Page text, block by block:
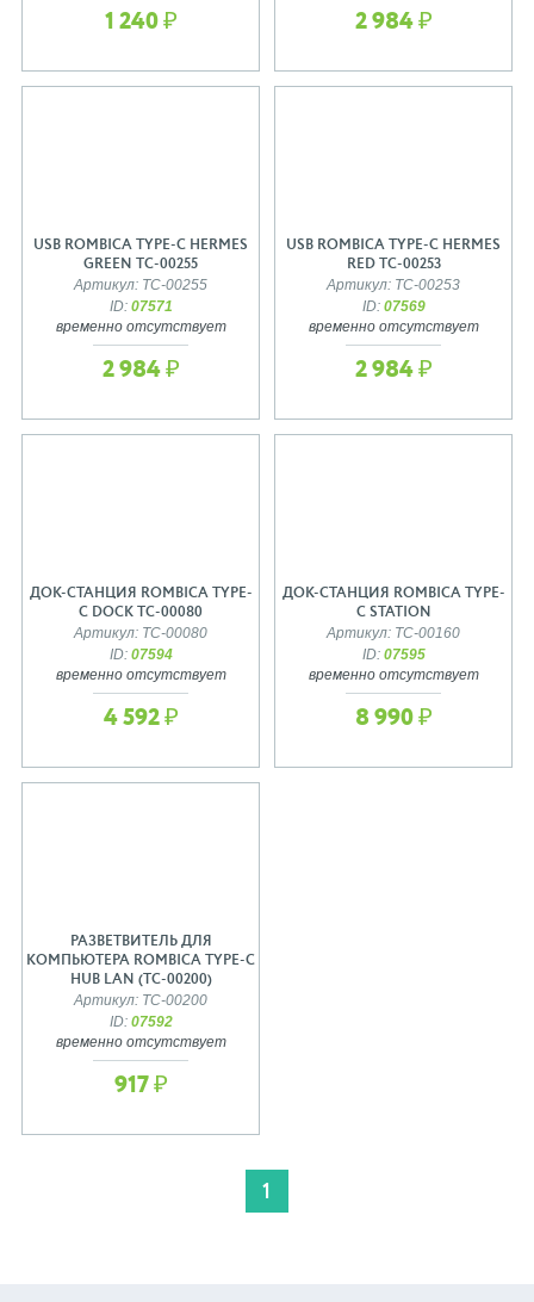
1 240 ₽ 2 984 ₽
USB ROMBICA TYPE-C HERMES
GREEN TC-00255
Артикул: TC-00255
ID: 07571
временно отсутствует
2 984 ₽
USB ROMBICA TYPE-C HERMES
RED TC-00253
Артикул: TC-00253
ID: 07569
временно отсутствует
2 984 ₽
ДОК-СТАНЦИЯ ROMBICA TYPE-
C DOCK TC-00080
Артикул: TC-00080
ID: 07594
временно отсутствует
4 592 ₽
ДОК-СТАНЦИЯ ROMBICA TYPE-
C STATION
Артикул: TC-00160
ID: 07595
временно отсутствует
8 990 ₽
РАЗВЕТВИТЕЛЬ ДЛЯ
КОМПЬЮТЕРА ROMBICA TYPE-C
HUB LAN (TC-00200)
Артикул: TC-00200
ID: 07592
временно отсутствует
917 ₽
1